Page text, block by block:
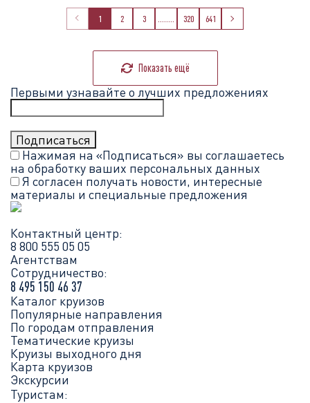
1 2 3 320 641
Показать ещё
Первыми узнавайте о лучших предложениях
Нажимая на «Подписаться» вы соглашаетесь
на обработку ваших персональных данных
Я согласен получать новости, интересные
материалы и специальные предложения
Контактный центр:
8 800 555 05 05
Агентствам
Сотрудничество:
8 495 150 46 37
Каталог круизов
Популярные направления
По городам отправления
Тематические круизы
Круизы выходного дня
Карта круизов
Экскурсии
Туристам: